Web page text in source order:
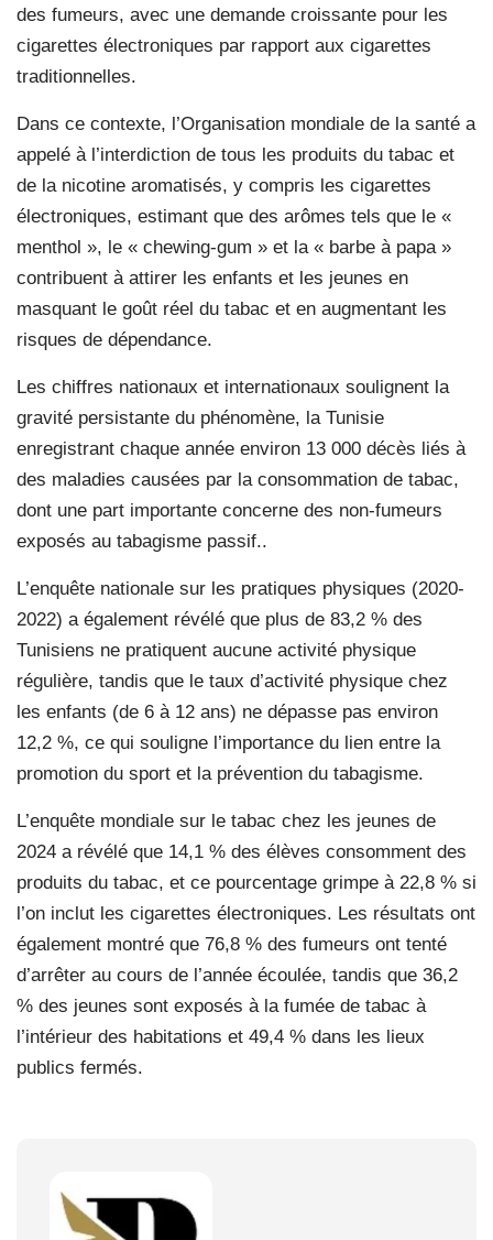
des fumeurs, avec une demande croissante pour les
cigarettes électroniques par rapport aux cigarettes
traditionnelles.
Dans ce contexte, l’Organisation mondiale de la santé a
appelé à l’interdiction de tous les produits du tabac et
de la nicotine aromatisés, y compris les cigarettes
électroniques, estimant que des arômes tels que le «
menthol », le « chewing-gum » et la « barbe à papa »
contribuent à attirer les enfants et les jeunes en
masquant le goût réel du tabac et en augmentant les
risques de dépendance.
Les chiffres nationaux et internationaux soulignent la
gravité persistante du phénomène, la Tunisie
enregistrant chaque année environ 13 000 décès liés à
des maladies causées par la consommation de tabac,
dont une part importante concerne des non-fumeurs
exposés au tabagisme passif..
L’enquête nationale sur les pratiques physiques (2020-
2022) a également révélé que plus de 83,2 % des
Tunisiens ne pratiquent aucune activité physique
régulière, tandis que le taux d’activité physique chez
les enfants (de 6 à 12 ans) ne dépasse pas environ
12,2 %, ce qui souligne l’importance du lien entre la
promotion du sport et la prévention du tabagisme.
L’enquête mondiale sur le tabac chez les jeunes de
2024 a révélé que 14,1 % des élèves consomment des
produits du tabac, et ce pourcentage grimpe à 22,8 % si
l’on inclut les cigarettes électroniques. Les résultats ont
également montré que 76,8 % des fumeurs ont tenté
d’arrêter au cours de l’année écoulée, tandis que 36,2
% des jeunes sont exposés à la fumée de tabac à
l’intérieur des habitations et 49,4 % dans les lieux
publics fermés.